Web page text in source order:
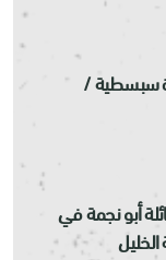
سبسطية /
أبو نجمة في